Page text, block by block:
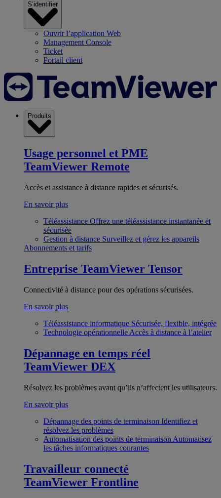
S’identifier
Ouvrir l’application Web
Management Console
Ticket
Portail client
Produits
Usage personnel et PME
TeamViewer Remote
Accès et assistance à distance rapides et sécurisés.
En savoir plus
Téléassistance Offrez une téléassistance instantanée et
sécurisée
Gestion à distance Surveillez et gérez les appareils
Abonnements et tarifs
Entreprise TeamViewer Tensor
Connectivité à distance pour des opérations sécurisées.
En savoir plus
Téléassistance informatique Sécurisée, flexible, intégrée
Technologie opérationnelle Accès à distance à l’atelier
Dépannage en temps réel
TeamViewer DEX
Résolvez les problèmes avant qu’ils n’affectent les utilisateurs.
En savoir plus
Dépannage des points de terminaison Identifiez et
résolvez les problèmes
Automatisation des points de terminaison Automatisez
les tâches informatiques courantes
Travailleur connecté
TeamViewer Frontline